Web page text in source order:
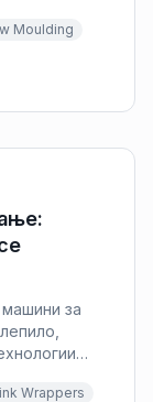
Moulding
за
Wrappers